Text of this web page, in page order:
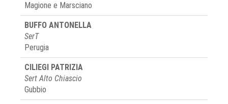
Magione e Marsciano
BUFFO ANTONELLA
SerT
Perugia
CILIEGI PATRIZIA
Sert Alto Chiascio
Gubbio